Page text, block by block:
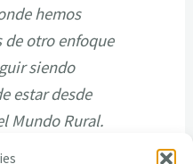
hemos
otro enfoque
siendo
estar desde
Mundo Rural.